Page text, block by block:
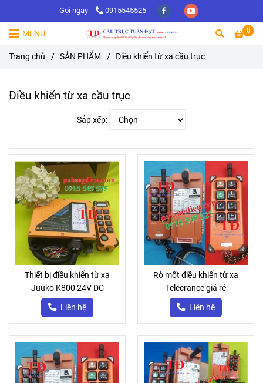
Gọi ngay 0915545525
0
MENU
Trang chủ / SẢN PHẨM / Điều khiển từ xa cầu trục
Điều khiển từ xa cầu trục
Sắp xếp:
Thiết bị điều khiển từ xa
Juuko K800 24V DC
Liên hệ
Rờ mốt điều khiển từ xa
Telecrance giá rẻ
Liên hệ